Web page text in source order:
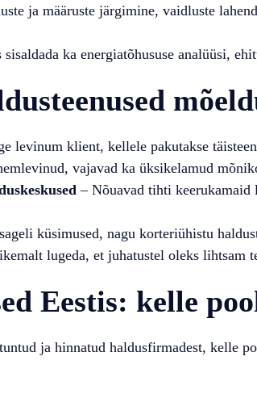
ja määruste järgimine, vaidluste
ka energiatõhususe analüüsi,
levinum klient, kellele pakutakse
vajavad ka üksikelamud
– Nõuavad tihti keerukamaid
küsimused, nagu korteriühistu
lugeda, et juhatustel oleks lihtsam
Eestis: kelle
ja hinnatud haldusfirmadest, kelle